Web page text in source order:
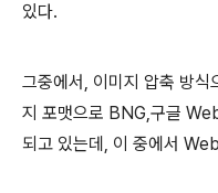
있다.
그중에서, 이미지 압축 방식
지 포맷으로 BNG,구글
되고 있는데, 이 중에서